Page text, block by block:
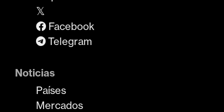
𝕏
Facebook
Telegram
Noticias
Países
Mercados